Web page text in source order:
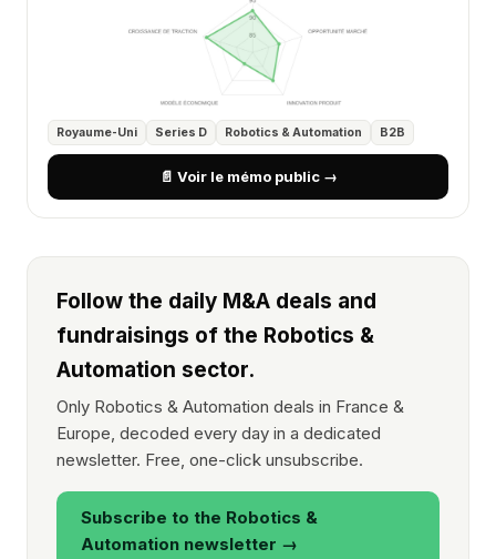
Royaume-Uni Series D Robotics & Automation B2B
📄 Voir le mémo public →
Follow the daily M&A deals and
fundraisings of the Robotics &
Automation sector.
Only Robotics & Automation deals in France &
Europe, decoded every day in a dedicated
newsletter. Free, one-click unsubscribe.
Subscribe to the Robotics &
Automation newsletter →